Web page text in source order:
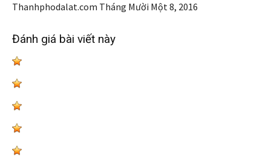
Thanhphodalat.com Tháng Mười Một 8, 2016
Đánh giá bài viết này